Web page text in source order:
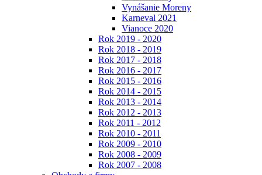
Vynášanie Moreny
Karneval 2021
Vianoce 2020
Rok 2019 - 2020
Rok 2018 - 2019
Rok 2017 - 2018
Rok 2016 - 2017
Rok 2015 - 2016
Rok 2014 - 2015
Rok 2013 - 2014
Rok 2012 - 2013
Rok 2011 - 2012
Rok 2010 - 2011
Rok 2009 - 2010
Rok 2008 - 2009
Rok 2007 - 2008